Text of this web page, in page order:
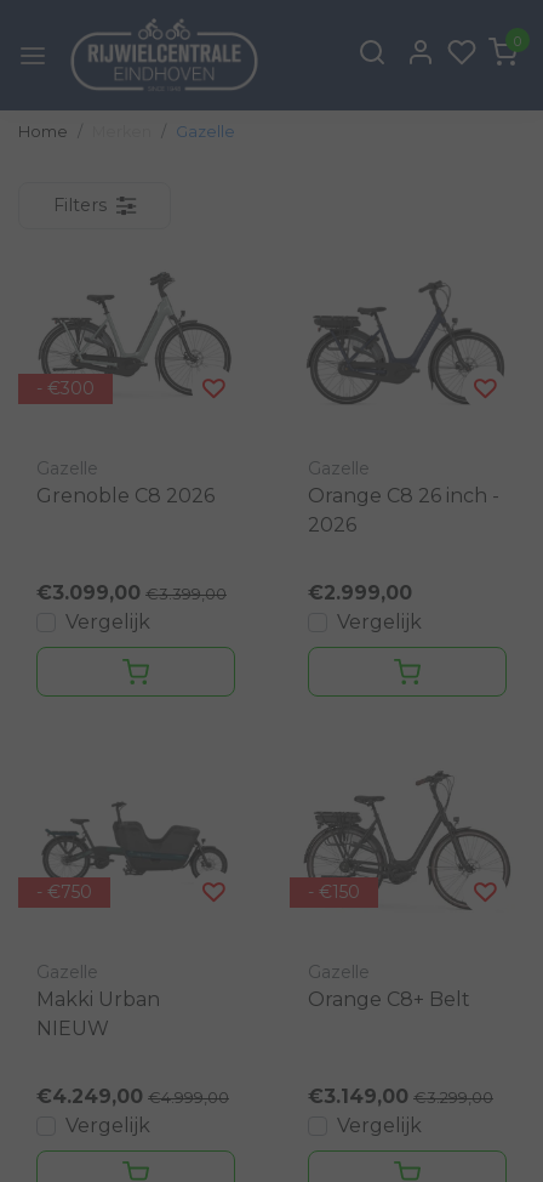
0
Home Gazelle
Filters
- €300
Gazelle
Grenoble C8 2026
€3.099,00 €3.399,00
Vergelijk
Gazelle
Orange C8 26 inch -
2026
€2.999,00
Vergelijk
- €750
Gazelle
Makki Urban
NIEUW
€4.249,00 €4.999,00
Vergelijk
- €150
Gazelle
Orange C8+ Belt
€3.149,00 €3.299,00
Vergelijk